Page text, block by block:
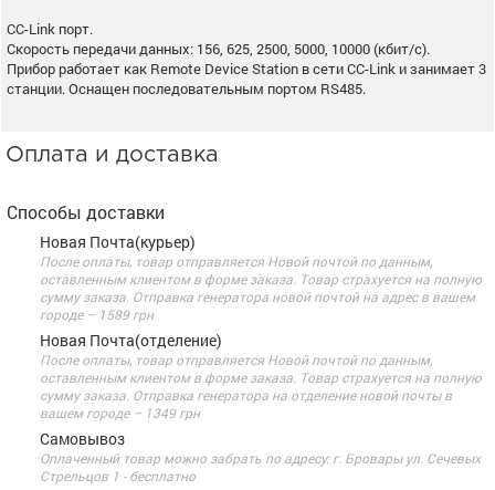
CC-Link порт.
Скорость передачи данных: 156, 625, 2500, 5000, 10000 (кбит/с).
Прибор работает как Remote Device Station в сети CC-Link и занимает 3
станции. Оснащен последовательным портом RS485.
Оплата и доставка
Способы доставки
Новая Почта(курьер)
После оплаты, товар отправляется Новой почтой по данным,
оставленным клиентом в форме заказа. Товар страхуется на полную
сумму заказа. Отправка генератора новой почтой на адрес в вашем
городе – 1589 грн
Новая Почта(отделение)
После оплаты, товар отправляется Новой почтой по данным,
оставленным клиентом в форме заказа. Товар страхуется на полную
сумму заказа. Отправка генератора на отделение новой почты в
вашем городе – 1349 грн
Самовывоз
Оплаченный товар можно забрать по адресу: г. Бровары ул. Сечевых
Стрельцов 1 - бесплатно